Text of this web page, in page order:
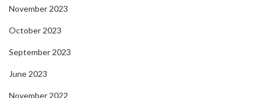
November 2023
October 2023
September 2023
June 2023
November 2022